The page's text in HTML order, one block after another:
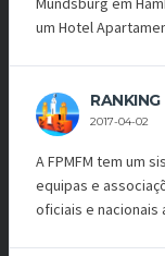
um Hotel
2017-04-02
A FPMFM tem um
equipas e
oficiais e nacionais